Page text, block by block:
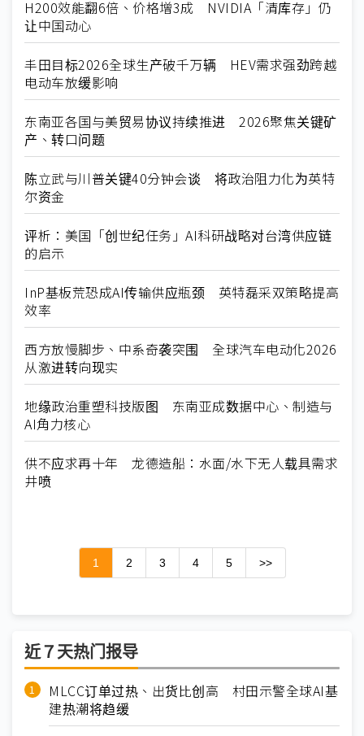
H200效能翻6倍、价格增3成 NVIDIA「清库存」仍
让中国动心
丰田目标2026全球生产破千万辆 HEV需求强劲跨越
电动车放缓影响
东南亚各国与美贸易协议持续推进 2026聚焦关键矿
产、转口问题
陈立武与川普关键40分钟会谈 将政治阻力化为英特
尔资金
评析：美国「创世纪任务」AI科研战略对台湾供应链
的启示
InP基板荒恐成AI传输供应瓶颈 英特磊采双策略提高
效率
西方放慢脚步、中系奇袭突围 全球汽车电动化2026
从激进转向现实
地缘政治重塑科技版图 东南亚成数据中心、制造与
AI角力核心
供不应求再十年 龙德造船：水面/水下无人载具需求
井喷
1 2 3 4 5 >>
近７天热门报导
MLCC订单过热、出货比创高 村田示警全球AI基
建热潮将趋缓